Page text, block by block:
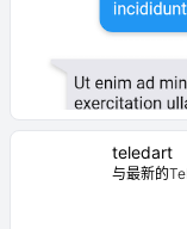
teledart
与最新的